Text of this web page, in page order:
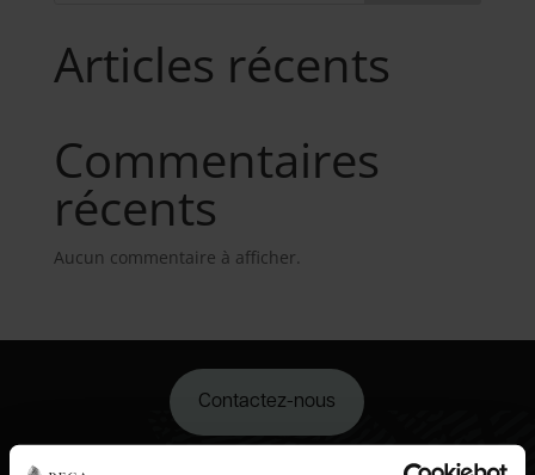
Articles récents
Commentaires
récents
Aucun commentaire à afficher.
Contactez-nous